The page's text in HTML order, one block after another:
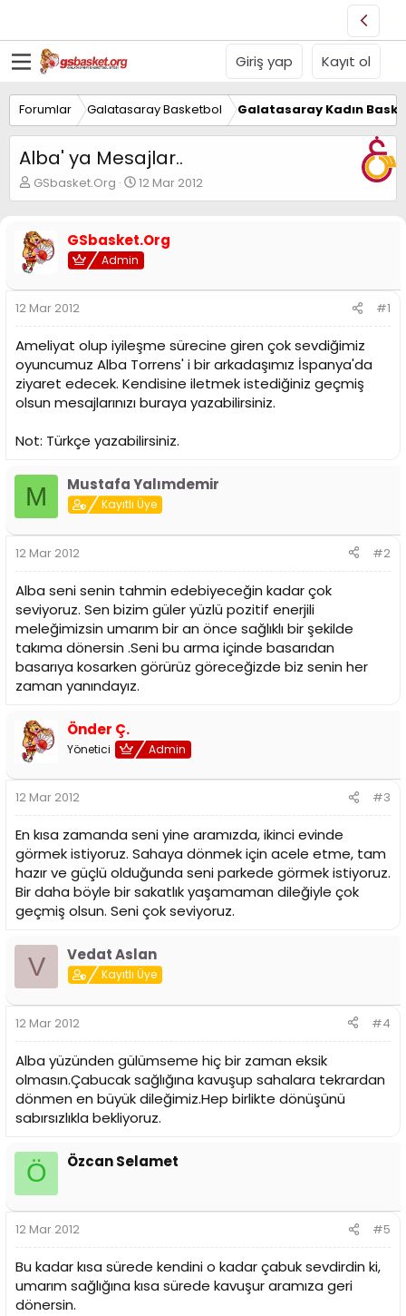
Giriş yap Kayıt ol
Forumlar Galatasaray Basketbol Galatasaray Kadın
Alba' ya Mesajlar..
K
o
u
y
u
a
ş
l
a
t
a
n
GSbasket.Org
B
a
a
n
ı
t
a
r
i
h
i
12 Mar 2012
GSbasket.Org
Admin
12 Mar 2012 #1
Ameliyat olup iyileşme sürecine giren çok sevdiğimiz
oyuncumuz Alba Torrens' i bir arkadaşımız İspanya'da
ziyaret edecek. Kendisine iletmek istediğiniz geçmiş
olsun mesajlarınızı buraya yazabilirsiniz.
Not: Türkçe yazabilirsiniz.
M Mustafa Yalımdemir
Kayıtlı Üye
12 Mar 2012 #2
Alba seni senin tahmin edebiyeceğin kadar çok
seviyoruz. Sen bizim güler yüzlü pozitif enerjili
meleğimizsin umarım bir an önce sağlıklı bir şekilde
takıma dönersin .Seni bu arma içinde basarıdan
basarıya kosarken görürüz göreceğizde biz senin her
zaman yanındayız.
Önder Ç.
Yönetici Admin
12 Mar 2012 #3
En kısa zamanda seni yine aramızda, ikinci evinde
görmek istiyoruz. Sahaya dönmek için acele etme, tam
hazır ve güçlü olduğunda seni parkede görmek istiyoruz.
Bir daha böyle bir sakatlık yaşamaman dileğiyle çok
geçmiş olsun. Seni çok seviyoruz.
V Vedat Aslan
Kayıtlı Üye
12 Mar 2012 #4
Alba yüzünden gülümseme hiç bir zaman eksik
olmasın.Çabucak sağlığına kavuşup sahalara tekrardan
dönmen en büyük dileğimiz.Hep birlikte dönüşünü
sabırsızlıkla bekliyoruz.
Ö Özcan Selamet
12 Mar 2012 #5
Bu kadar kısa sürede kendini o kadar çabuk sevdirdin ki,
umarım sağlığına kısa sürede kavuşur aramıza geri
dönersin.